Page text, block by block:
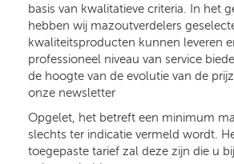
basis van kwalitatieve criteria. In het
hebben wij mazoutverdelers
kwaliteitsproducten kunnen leveren
professioneel niveau van service
de hoogte van de evolutie van de
onze newsletter
Opgelet, het betreft een minimum
slechts ter indicatie vermeld wordt.
toegepaste tarief zal deze zijn die u